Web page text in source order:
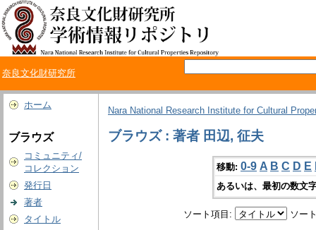
奈良文化財研究所
ホーム
ブラウズ
コミュニティ/
コレクション
発行日
著者
タイトル
Nara National Research Institute for Cultural
ブラウズ : 著者 田辺, 征夫
移動: 0-9 A B C D E
あるいは、最初の数文
ソート項目: ソー